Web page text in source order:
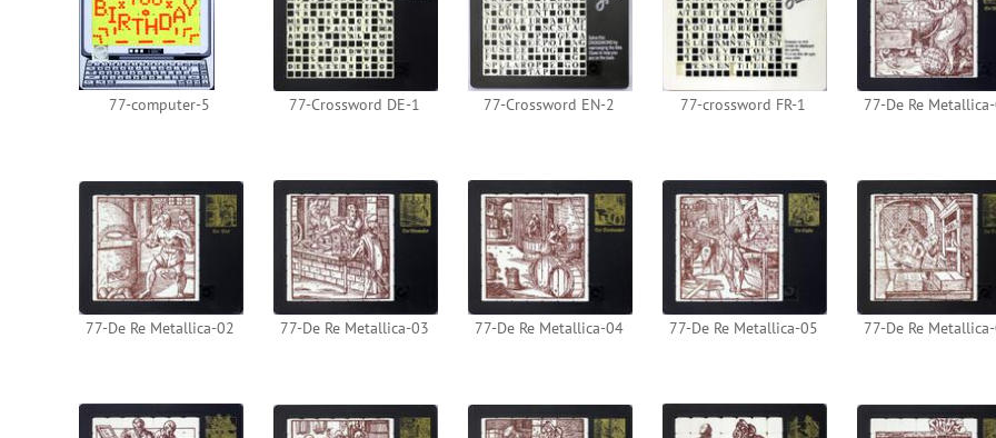
77-computer-5 77-Crossword DE-1 77-Crossword EN-2 77-crossword FR-1 77-De Re
77-De Re Metallica-02 77-De Re Metallica-03 77-De Re Metallica-04 77-De Re Metallica-05 77-De Re